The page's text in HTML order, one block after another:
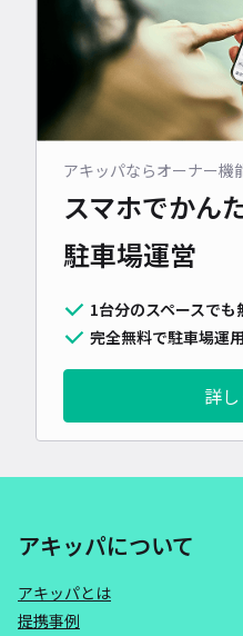
アキッパならオーナー機
スマホでかん
駐車場運営
1台分のスペースで
完全無料で駐車場運
詳
アキッパについて
アキッパとは
提携事例